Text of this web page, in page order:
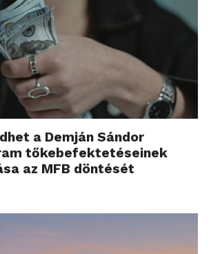
a Demján Sándor
tőkebefektetéseinek
az MFB döntését